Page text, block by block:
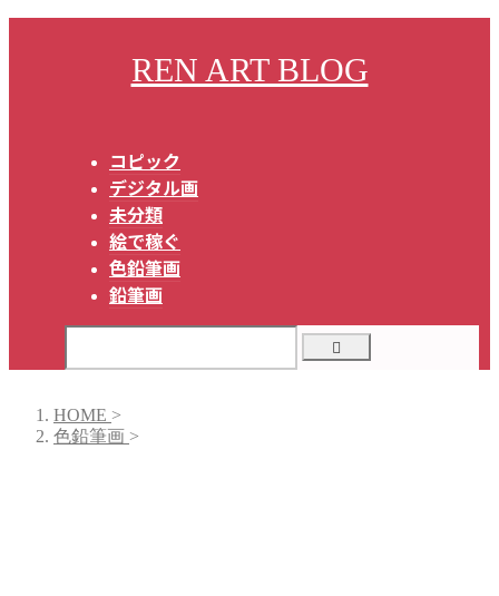
REN ART BLOG
コピック
デジタル画
未分類
絵で稼ぐ
色鉛筆画
鉛筆画
HOME >
色鉛筆画 >